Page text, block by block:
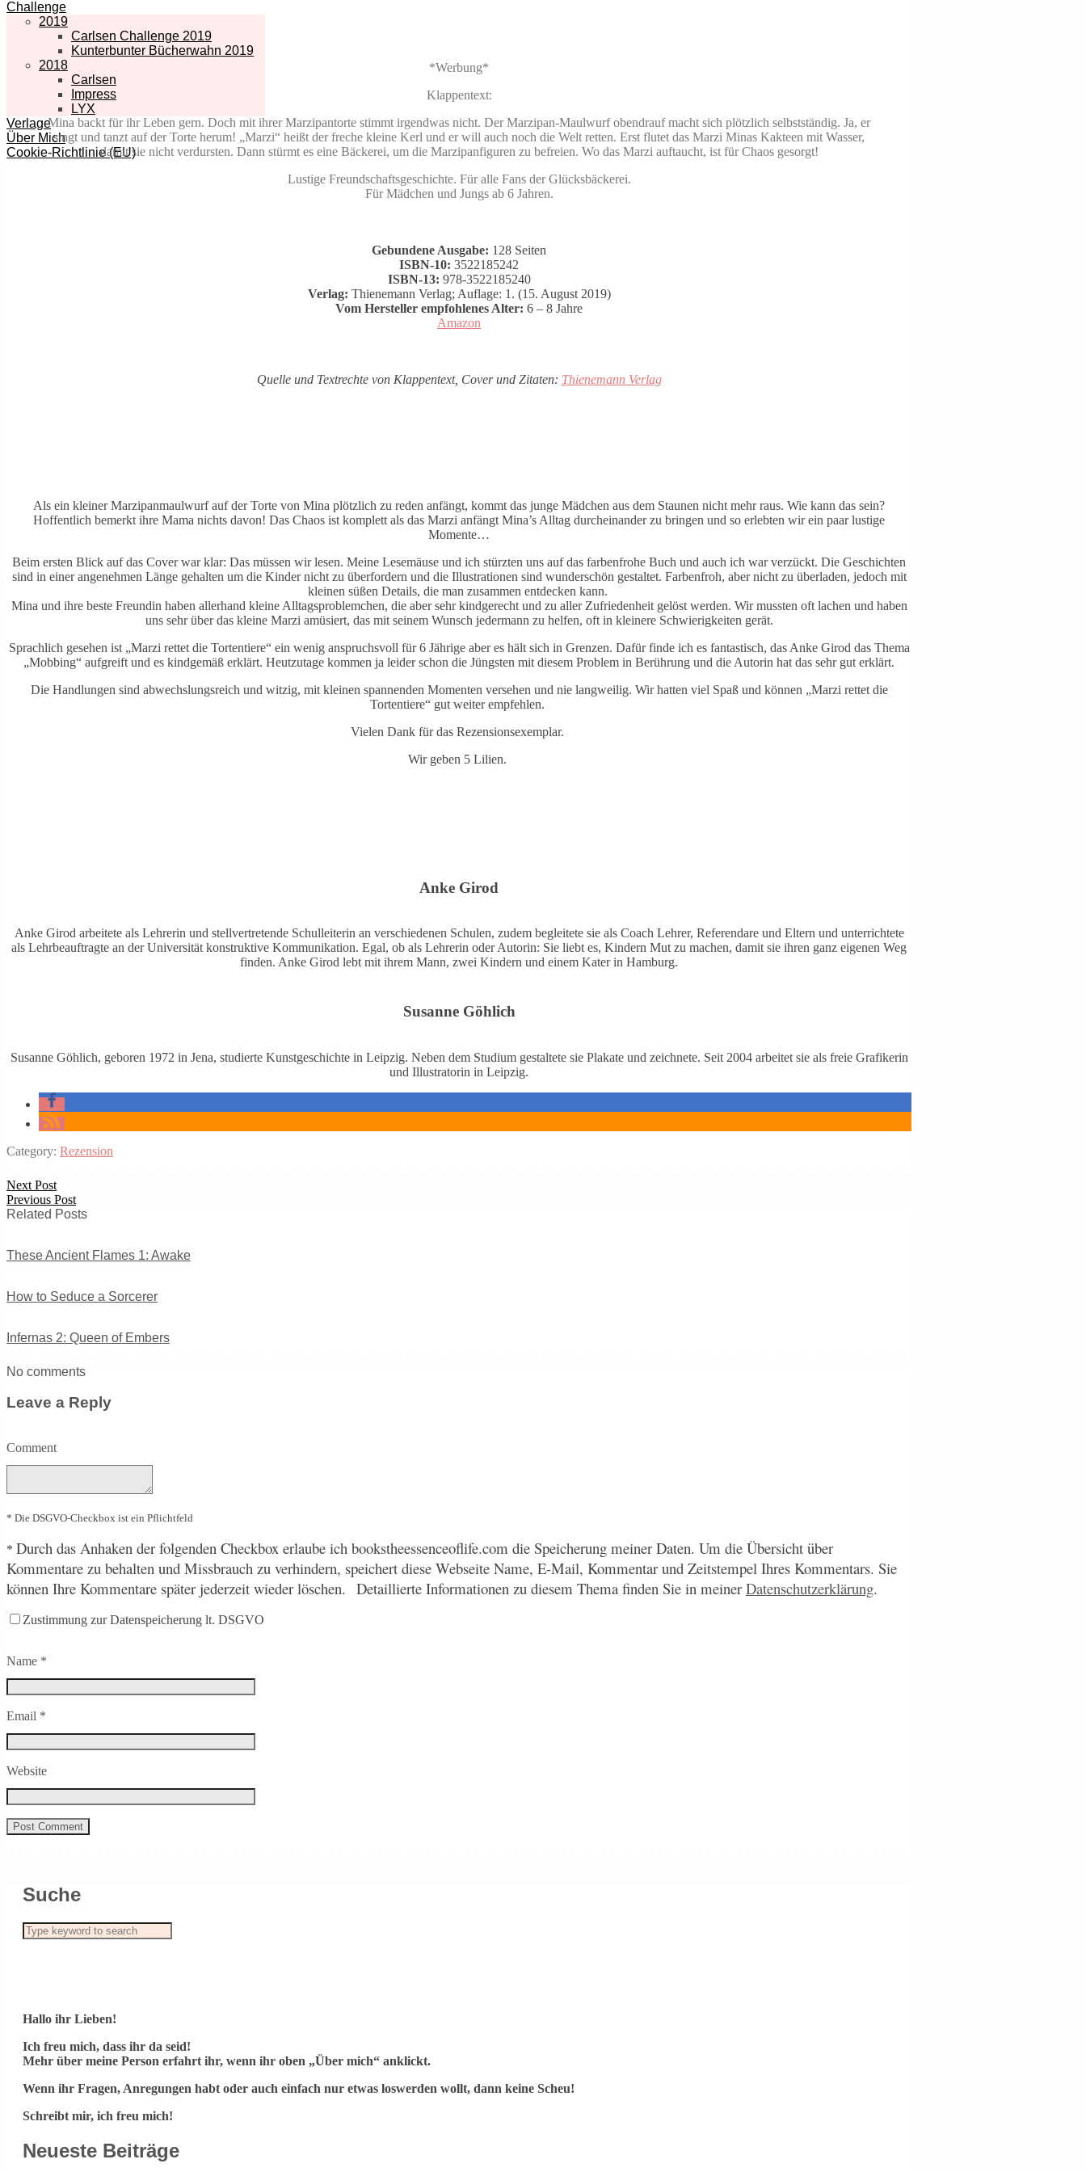
Challenge
2019
Carlsen Challenge 2019
Kunterbunter Bücherwahn 2019
2018
Carlsen
Impress
LYX
Verlage
Über Mich
Cookie-Richtlinie (EU)
*Werbung*
Klappentext:
Mina backt für ihr Leben gern. Doch mit ihrer Marzipantorte stimmt irgendwas nicht. Der Marzipan-Maulwurf obendrauf macht sich plötzlich selbstständig. Ja, er
singt und tanzt auf der Torte herum! „Marzi“ heißt der freche kleine Kerl und er will auch noch die Welt retten. Erst flutet das Marzi Minas Kakteen mit Wasser,
damit sie nicht verdursten. Dann stürmt es eine Bäckerei, um die Marzipanfiguren zu befreien. Wo das Marzi auftaucht, ist für Chaos gesorgt!
Lustige Freundschaftsgeschichte. Für alle Fans der Glücksbäckerei.
Für Mädchen und Jungs ab 6 Jahren.
Gebundene Ausgabe: 128 Seiten
ISBN-10: 3522185242
ISBN-13: 978-3522185240
Verlag: Thienemann Verlag; Auflage: 1. (15. August 2019)
Vom Hersteller empfohlenes Alter: 6 – 8 Jahre
Amazon
Quelle und Textrechte von Klappentext, Cover und Zitaten: Thienemann Verlag
Als ein kleiner Marzipanmaulwurf auf der Torte von Mina plötzlich zu reden anfängt, kommt das junge Mädchen aus dem Staunen nicht mehr raus. Wie kann das sein?
Hoffentlich bemerkt ihre Mama nichts davon! Das Chaos ist komplett als das Marzi anfängt Mina’s Alltag durcheinander zu bringen und so erlebten wir ein paar lustige
Momente…
Beim ersten Blick auf das Cover war klar: Das müssen wir lesen. Meine Lesemäuse und ich stürzten uns auf das farbenfrohe Buch und auch ich war verzückt. Die Geschichten
sind in einer angenehmen Länge gehalten um die Kinder nicht zu überfordern und die Illustrationen sind wunderschön gestaltet. Farbenfroh, aber nicht zu überladen, jedoch mit
kleinen süßen Details, die man zusammen entdecken kann.
Mina und ihre beste Freundin haben allerhand kleine Alltagsproblemchen, die aber sehr kindgerecht und zu aller Zufriedenheit gelöst werden. Wir mussten oft lachen und haben
uns sehr über das kleine Marzi amüsiert, das mit seinem Wunsch jedermann zu helfen, oft in kleinere Schwierigkeiten gerät.
Sprachlich gesehen ist „Marzi rettet die Tortentiere“ ein wenig anspruchsvoll für 6 Jährige aber es hält sich in Grenzen. Dafür finde ich es fantastisch, das Anke Girod das Thema
„Mobbing“ aufgreift und es kindgemäß erklärt. Heutzutage kommen ja leider schon die Jüngsten mit diesem Problem in Berührung und die Autorin hat das sehr gut erklärt.
Die Handlungen sind abwechslungsreich und witzig, mit kleinen spannenden Momenten versehen und nie langweilig. Wir hatten viel Spaß und können „Marzi rettet die
Tortentiere“ gut weiter empfehlen.
Vielen Dank für das Rezensionsexemplar.
Wir geben 5 Lilien.
Anke Girod
Anke Girod arbeitete als Lehrerin und stellvertretende Schulleiterin an verschiedenen Schulen, zudem begleitete sie als Coach Lehrer, Referendare und Eltern und unterrichtete
als Lehrbeauftragte an der Universität konstruktive Kommunikation. Egal, ob als Lehrerin oder Autorin: Sie liebt es, Kindern Mut zu machen, damit sie ihren ganz eigenen Weg
finden. Anke Girod lebt mit ihrem Mann, zwei Kindern und einem Kater in Hamburg.
Susanne Göhlich
Susanne Göhlich, geboren 1972 in Jena, studierte Kunstgeschichte in Leipzig. Neben dem Studium gestaltete sie Plakate und zeichnete. Seit 2004 arbeitet sie als freie Grafikerin
und Illustratorin in Leipzig.
Category: Rezension
Next Post
Previous Post
Related Posts
These Ancient Flames 1: Awake
How to Seduce a Sorcerer
Infernas 2: Queen of Embers
No comments
Leave a Reply
Comment
* Die DSGVO-Checkbox ist ein Pflichtfeld
* Durch das Anhaken der folgenden Checkbox erlaube ich bookstheessenceoflife.com die Speicherung meiner Daten. Um die Übersicht über
Kommentare zu behalten und Missbrauch zu verhindern, speichert diese Webseite Name, E-Mail, Kommentar und Zeitstempel Ihres Kommentars. Sie
können Ihre Kommentare später jederzeit wieder löschen. Detaillierte Informationen zu diesem Thema finden Sie in meiner Datenschutzerklärung.
Zustimmung zur Datenspeicherung lt. DSGVO
Name *
Email *
Website
Suche
Hallo ihr Lieben!
Ich freu mich, dass ihr da seid!
Mehr über meine Person erfahrt ihr, wenn ihr oben „Über mich“ anklickt.
Wenn ihr Fragen, Anregungen habt oder auch einfach nur etwas loswerden wollt, dann keine Scheu!
Schreibt mir, ich freu mich!
Neueste Beiträge